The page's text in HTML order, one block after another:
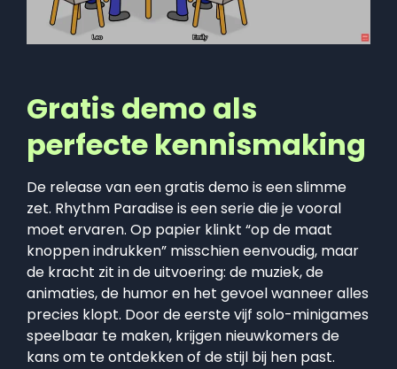
Gratis demo als
perfecte kennismaking
De release van een gratis demo is een slimme
zet. Rhythm Paradise is een serie die je vooral
moet ervaren. Op papier klinkt “op de maat
knoppen indrukken” misschien eenvoudig, maar
de kracht zit in de uitvoering: de muziek, de
animaties, de humor en het gevoel wanneer alles
precies klopt. Door de eerste vijf solo-minigames
speelbaar te maken, krijgen nieuwkomers de
kans om te ontdekken of de stijl bij hen past.